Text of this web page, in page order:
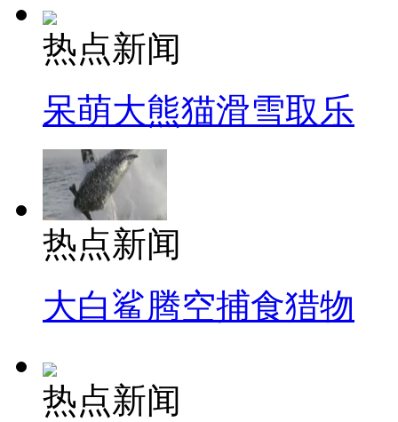
热点新闻
呆萌大熊猫滑雪取乐
热点新闻
大白鲨腾空捕食猎物
热点新闻